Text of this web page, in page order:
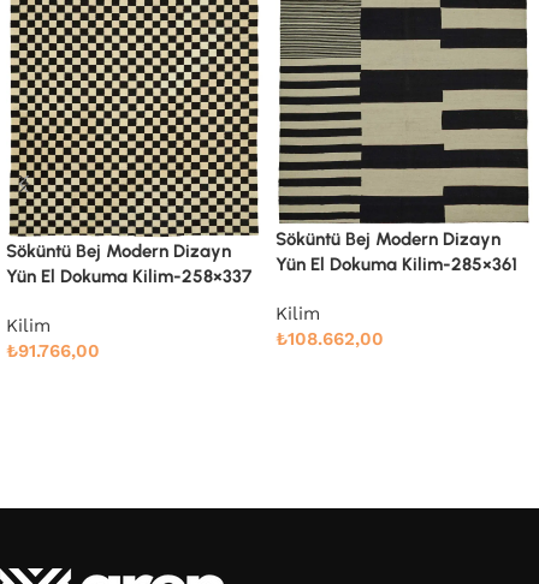
Söküntü Bej Modern Dizayn
Yün El Dokuma Kilim-285×361
Kilim
₺108.662,00
Söküntü Bej Modern Dizayn
Kilim